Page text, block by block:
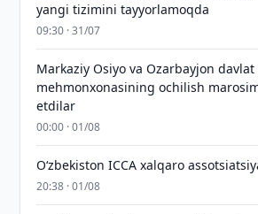
yangi tizimini tayyorlamoqda
09:30 · 31/07
Markaziy Osiyo va Ozarbayjon
mehmonxonasining ochilish
etdilar
00:00 · 01/08
O‘zbekiston ICCA xalqaro
20:38 · 01/08